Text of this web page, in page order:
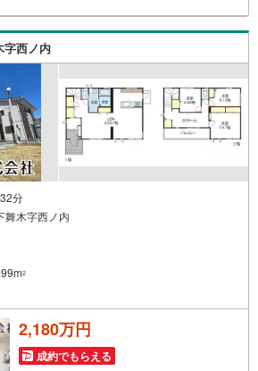
字西ノ内
分
舞木字西ノ内
2
2,180万円
成約でもらえる